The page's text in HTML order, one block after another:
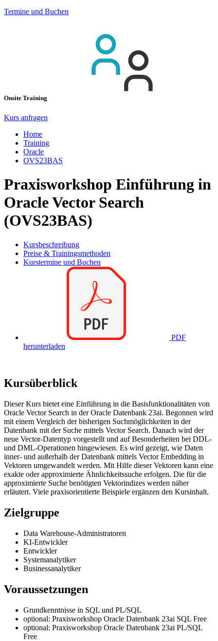
Termine und Buchen
Onsite Training
Kurs anfragen
Home
Training
Oracle
OVS23BAS
Praxisworkshop Einführung in
Oracle Vector Search
(OVS23BAS)
Kursbeschreibung
Preise & Trainingsmethoden
Kurstermine und Buchen
PDF
herunterladen
Kursüberblick
Dieser Kurs bietet eine Einführung in die Basisfunktionalitäten von
Oracle Vector Search in der Oracle Datenbank 23ai. Begonnen wird
mit einem Vergleich der bisherigen Suchmöglichkeiten in der
Datenbank mit der Suche mittels Vector Search. Danach wird der
neue Vector-Datentyp vorgestellt und auf Besonderheiten bei DDL-
und DML-Operationen hingewiesen. Es wird gezeigt, wie Daten
inner- und außerhalb der Datenbank mittels Vector Embedding in
Vektoren umgewandelt werden. Mit Hilfe dieser Vektoren kann eine
exakte oder approximierte Ähnlichkeitssuche erfolgen. Die für die
approximierte Suche benötigten Vektorindizes werden näher
erläutert. Viele praxisorientierte Beispiele ergänzen den Kursinhalt.
Zielgruppe
Data Warehouse-Administratoren
KI-Entwickler
Entwickler
Systemanalytiker
Businessanalytiker
Voraussetzungen
Grundkenntnisse in SQL und PL/SQL
optional: Praxisworkshop Oracle Datenbank 23ai SQL Free
optional: Praxisworkshop Oracle Datenbank 23ai PL/SQL
Free